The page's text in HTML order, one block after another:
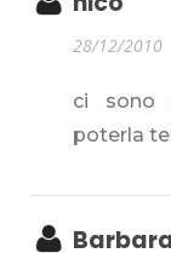
28/12/2010
ci sono
poterla